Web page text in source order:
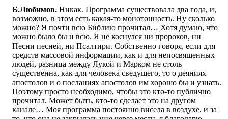
Б.Любимов. Никак. Программа существовала два года, и,
возможно, в этом есть какая-то монотонность. Ну сколько
можно? Я почти всю Библию прочитал… Хотя думаю, что
можно было бы и всю. Я не коснулся ни пророков, ни
Песни песней, ни Псалтири. Собственно говоря, если для
средств массовой информации, как и для непосвященных
людей, разница между Лукой и Марком не столь
существенна, как для человека сведущего, то о деяниях
апостолов и о посланиях апостолов им хорошо бы и узнать.
Поэтому просто необходимо, чтобы это кто-то публично
прочитал. Может быть, кто-то сделает это на другом
канале… Моя программа постоянно висела в воздухе, и за